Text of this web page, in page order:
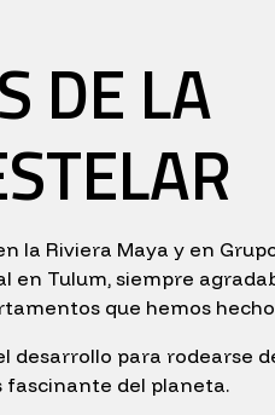
DE LA
la Riviera Maya y en
Tulum, siempre
que hemos
desarrollo para rodearse
fascinante del planeta.